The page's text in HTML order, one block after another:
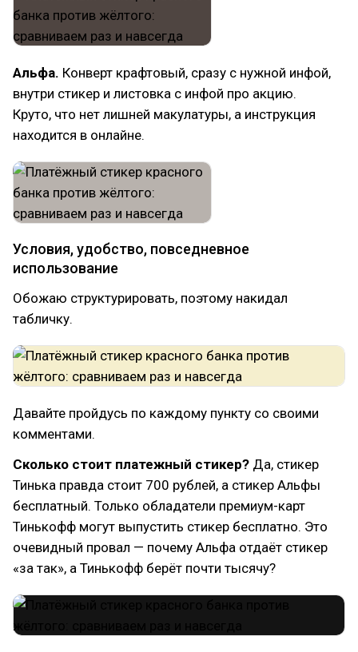
Альфа. Конверт крафтовый, сразу с нужной инфой,
внутри стикер и листовка с инфой про акцию.
Круто, что нет лишней макулатуры, а инструкция
находится в онлайне.
Условия, удобство, повседневное
использование
Обожаю структурировать, поэтому накидал
табличку.
Давайте пройдусь по каждому пункту со своими
комментами.
Сколько стоит платежный стикер? Да, стикер
Тинька правда стоит 700 рублей, а стикер Альфы
бесплатный. Только обладатели премиум-карт
Тинькофф могут выпустить стикер бесплатно. Это
очевидный провал — почему Альфа отдаёт стикер
«за так», а Тинькофф берёт почти тысячу?